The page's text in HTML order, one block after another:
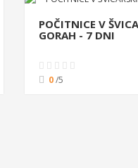
POČITNICE V
GORAH - 7 DNI
0/5